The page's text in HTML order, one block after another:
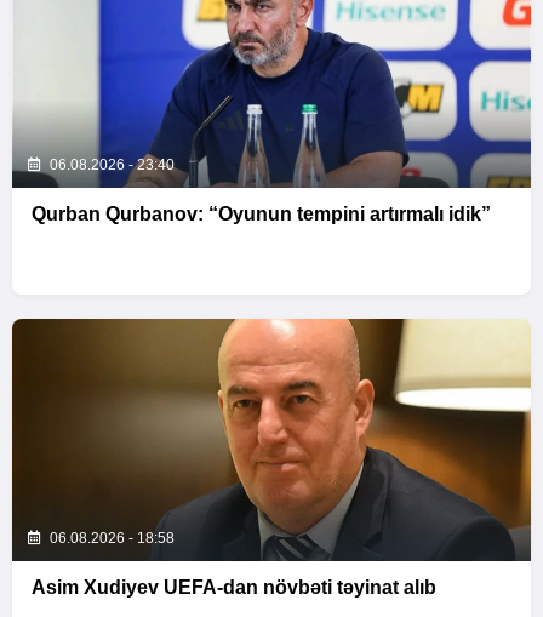
06.08.2026 - 23:40
Qurban Qurbanov: “Oyunun tempini artırmalı idik”
06.08.2026 - 18:58
Asim Xudiyev UEFA-dan növbəti təyinat alıb